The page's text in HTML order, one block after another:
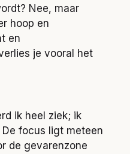
Nee, maar
hoop en
en
je vooral het
ik heel ziek; ik
De focus ligt meteen
de gevarenzone